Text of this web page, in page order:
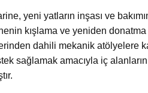
yeni yatların inşası ve
kışlama ve yeniden
dahili mekanik atölyelere
sağlamak amacıyla iç